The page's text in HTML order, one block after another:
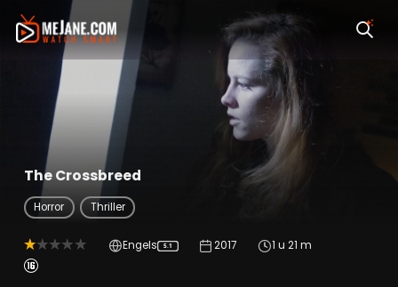
The Crossbreed
Horror Thriller
Engels 5.1 2017 1 u 21 m